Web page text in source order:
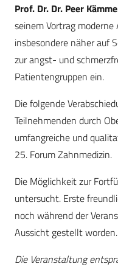
Prof. Dr. Dr. Peer
seinem Vortrag
insbesondere näher auf
zur angst- und
Patientengruppen ein.
Die folgende
Teilnehmenden durch
umfangreiche und
25. Forum Zahnmedizin.
Die Möglichkeit zur
untersucht. Erste
noch während der
Aussicht gestellt worden.
Die Veranstaltung